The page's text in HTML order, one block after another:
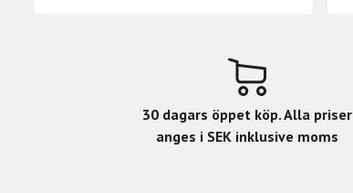
30 dagars öppet köp. Alla priser
anges i SEK inklusive moms